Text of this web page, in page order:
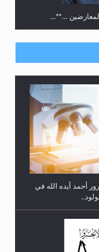
...**...
أحمد أيده الله في